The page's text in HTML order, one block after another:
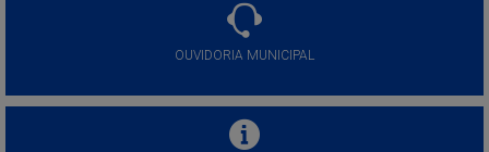
OUVIDORIA MUNICIPAL